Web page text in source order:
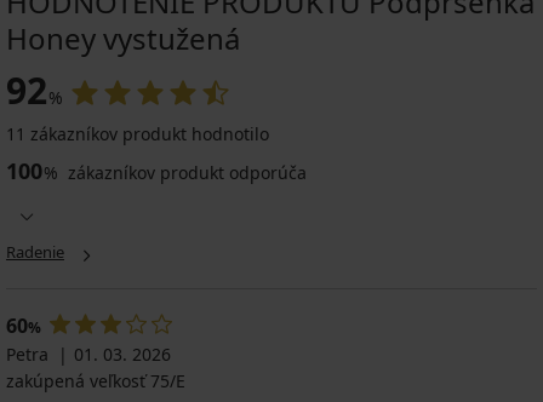
Honey vystužená
92%
11 zákazníkov produkt hodnotilo
100% zákazníkov produkt odporúča
Radenie
60%
Petra
01. 03. 2026
zakúpená veľkosť 75/E